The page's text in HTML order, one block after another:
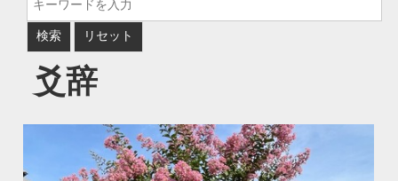
学・四柱推命学・易
学を合わせた立命講
座
爻辞